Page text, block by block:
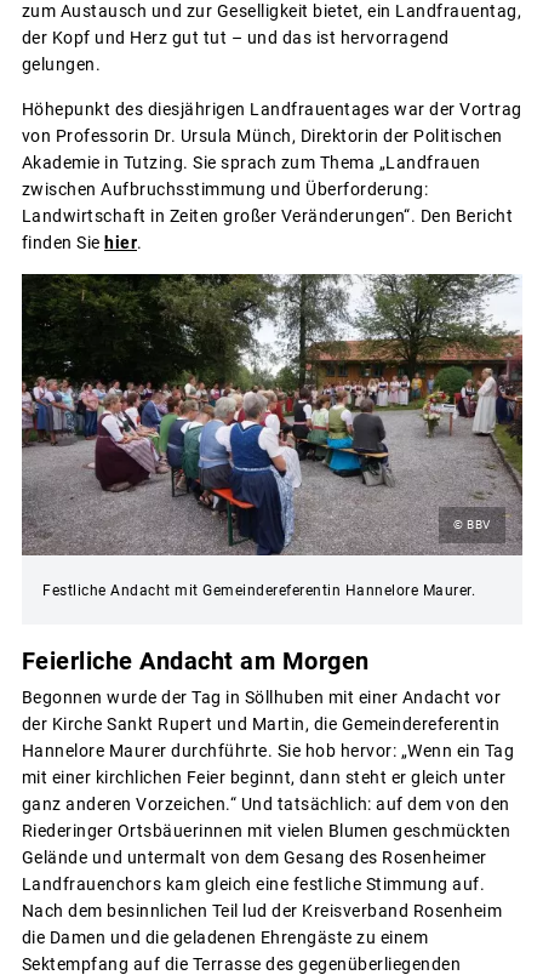
zum Austausch und zur Geselligkeit bietet, ein Landfrauentag,
der Kopf und Herz gut tut – und das ist hervorragend
gelungen.
Höhepunkt des diesjährigen Landfrauentages war der Vortrag
von Professorin Dr. Ursula Münch, Direktorin der Politischen
Akademie in Tutzing. Sie sprach zum Thema „Landfrauen
zwischen Aufbruchsstimmung und Überforderung:
Landwirtschaft in Zeiten großer Veränderungen“. Den Bericht
finden Sie hier.
© BBV
Festliche Andacht mit Gemeindereferentin Hannelore Maurer.
Feierliche Andacht am Morgen
Begonnen wurde der Tag in Söllhuben mit einer Andacht vor
der Kirche Sankt Rupert und Martin, die Gemeindereferentin
Hannelore Maurer durchführte. Sie hob hervor: „Wenn ein Tag
mit einer kirchlichen Feier beginnt, dann steht er gleich unter
ganz anderen Vorzeichen.“ Und tatsächlich: auf dem von den
Riederinger Ortsbäuerinnen mit vielen Blumen geschmückten
Gelände und untermalt von dem Gesang des Rosenheimer
Landfrauenchors kam gleich eine festliche Stimmung auf.
Nach dem besinnlichen Teil lud der Kreisverband Rosenheim
die Damen und die geladenen Ehrengäste zu einem
Sektempfang auf die Terrasse des gegenüberliegenden